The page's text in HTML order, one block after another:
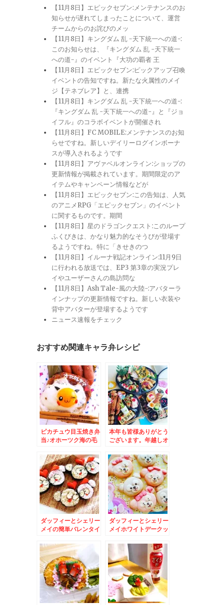
【11月8日】エピックセブン:メンテナンスのお
知らせが遅れてしまったことについて、運営
チームからのお詫びのメッ
【11月8日】キングダム 乱 -天下統一への道-:
このお知らせは、『キングダム 乱 -天下統一
への道-』のイベント『大功の覇者 王
【11月8日】エピックセブン:ピックアップ召喚
イベントの告知ですね。新たな火属性のメイ
ジ【テネブレア】と、連携
【11月8日】キングダム 乱 -天下統一への道-:
『キングダム 乱 -天下統一への道-』と『ジョ
イフル』のコラボイベントが開催され
【11月8日】FC MOBILE:メンテナンスのお知
らせですね。新しいデイリーログインボーナ
スが導入されるようです
【11月8日】アヴァベルオンライン:ショップの
更新情報が掲載されています。期間限定のア
イテムやキャンペーン情報などが
【11月8日】エピックセブン:この告知は、人気
のアニメRPG「エピックセブン」のイベント
に関するものです。期間
【11月8日】星のドラゴンクエスト:このループ
ふくびきは、かなり魅力的なそうびが登場す
るようですね。特に「きせきのつ
【11月8日】イルーナ戦記オンライン:11月9日
に行われる放送では、EP3 第3章の実況プレ
イやユーザーさんの島訪問な
【11月8日】Ash Tale-風の大陸-:アバターラ
インナップの更新情報ですね。新しい衣装や
背中アバターが登場するようです
ニュース速報をチェック
おすすめ関連キャラ弁レシピ
ピカチュウ目玉焼き弁
当♪オホーツク海の毛
´艸`*)
本年も皆様ありがとう
ございます。年越しオ
ダッフィーとシェリー
メイの簡単バレンタイ
ダッフィーとシェリー
メイホワイトデークッ
ンダ